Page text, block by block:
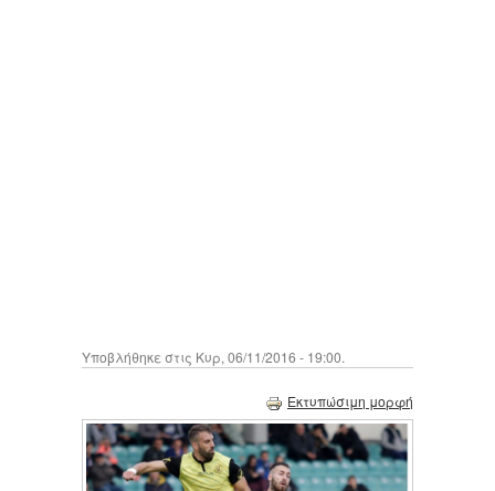
Υποβλήθηκε στις Κυρ, 06/11/2016 - 19:00.
Εκτυπώσιμη μορφή